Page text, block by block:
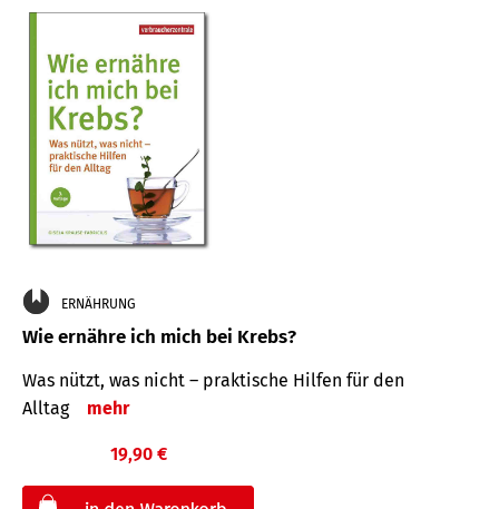
ERNÄHRUNG
Wie ernähre ich mich bei Krebs?
Was nützt, was nicht – praktische Hilfen für den
Alltag
mehr
19,90 €